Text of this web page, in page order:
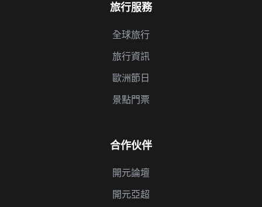
旅行服務
全球旅行
旅行資訊
歐洲節日
景點門票
合作伙伴
開元論壇
開元亞超